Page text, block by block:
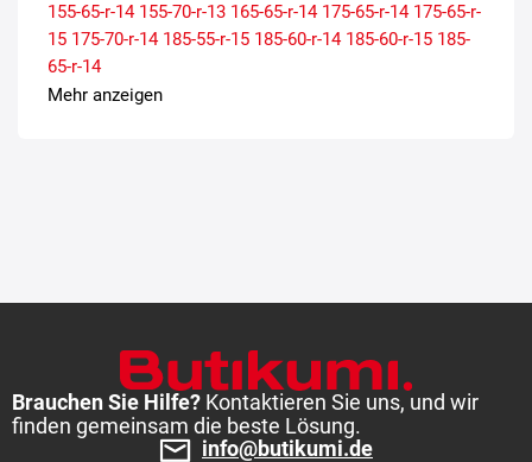
155-65-r-14 155-70-r-13 165-65-r-14 175-65-r-14 175-65-r-
15 175-70-r-14 185-55-r-15 185-60-r-14 185-60-r-15 185-
65-r-14
Mehr anzeigen
Brauchen Sie Hilfe? Kontaktieren Sie uns, und wir
finden gemeinsam die beste Lösung.
info@butikumi.de